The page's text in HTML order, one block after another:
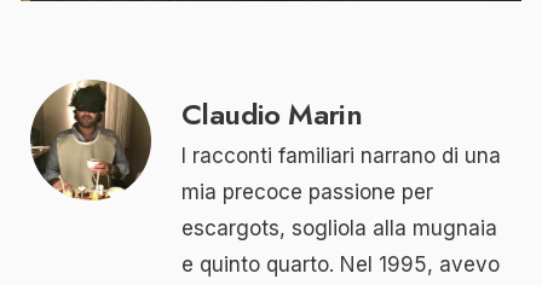
Claudio Marin
I racconti familiari narrano di una
mia precoce passione per
escargots, sogliola alla mugnaia
e quinto quarto. Nel 1995, avevo